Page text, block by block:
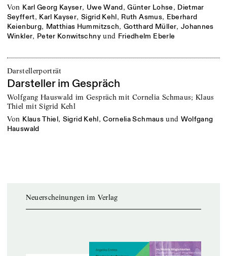
von Karl Georg Kayser, Uwe Wand,Günter Lohse, Dietmar
Seyffert, Karl Kayser, Sigrid Kehl, Ruth Asmus, Eberhard
Keienburg, Matthias Hummitzsch, Gotthard Müller, Johannes
Winkler, Peter Konwitschny und Friedhelm Eberle
Darstellerporträt
Darsteller im Gespräch
Wolfgang Hauswald im Gespräch mit Cornelia Schmaus; Klaus
Thiel mit Sigrid Kehl
von Klaus Thiel, Sigrid Kehl,Cornelia Schmaus und Wolfgang
Hauswald
Neuerscheinungen im Verlag